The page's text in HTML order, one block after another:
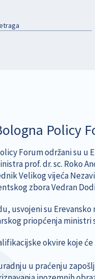
Policy
Forum održani su u
prof. dr. sc. Roko
Velikog vijeća
zbora Vedran
usvojeni su
priopćenja ministri
okvire koje
u praćenju